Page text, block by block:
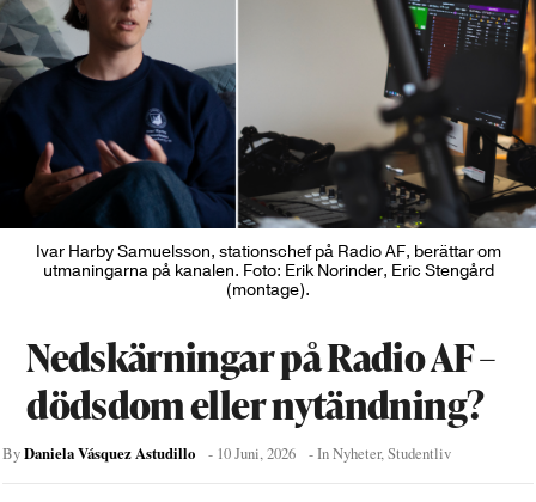
Ivar Harby Samuelsson, stationschef på Radio AF, berättar om
utmaningarna på kanalen. Foto: Erik Norinder, Eric Stengård
(montage).
Nedskärningar på Radio AF –
dödsdom eller nytändning?
ByDaniela Vásquez Astudillo - 10 Juni, 2026 - InNyheter,Studentliv